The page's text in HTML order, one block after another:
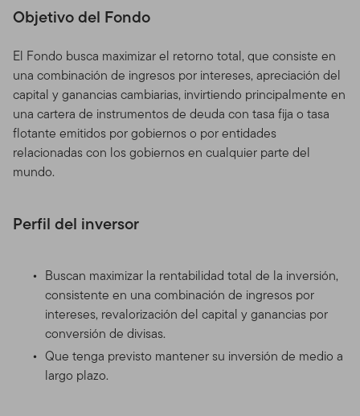
Objetivo del Fondo
El Fondo busca maximizar el retorno total, que consiste en
una combinación de ingresos por intereses, apreciación del
capital y ganancias cambiarias, invirtiendo principalmente en
una cartera de instrumentos de deuda con tasa fija o tasa
flotante emitidos por gobiernos o por entidades
relacionadas con los gobiernos en cualquier parte del
mundo.
Perfil del inversor
Buscan maximizar la rentabilidad total de la inversión,
consistente en una combinación de ingresos por
intereses, revalorización del capital y ganancias por
conversión de divisas.
Que tenga previsto mantener su inversión de medio a
largo plazo.